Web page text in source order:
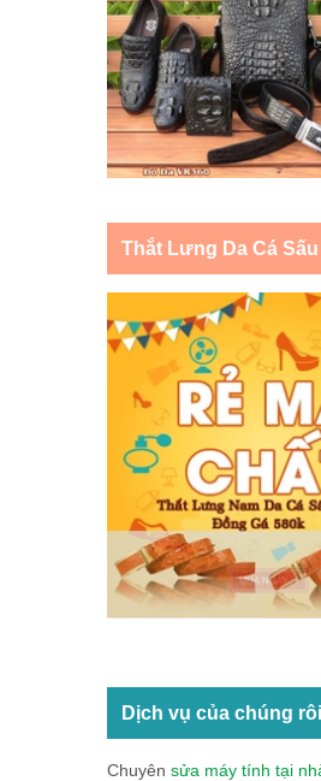
Thắt Lưng Da Cá Sấu
Dịch vụ của chúng rôi
Chuyên sửa máy tính tại